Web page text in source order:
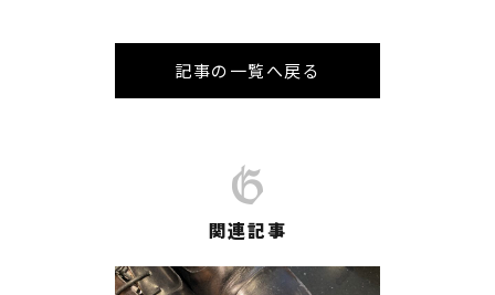
記事の一覧へ戻る
関連記事